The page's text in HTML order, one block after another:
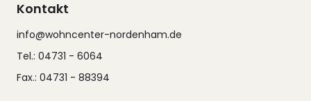
Kontakt
info@wohncenter-nordenham.de
Tel.: 04731 - 6064
Fax.: 04731 - 88394